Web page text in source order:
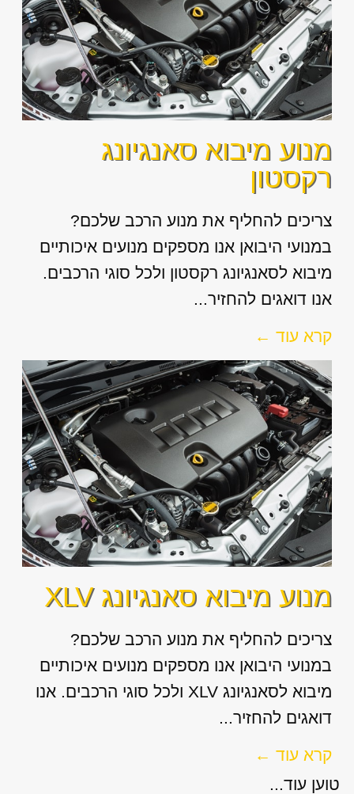
מנוע מיבוא סאנגיונג
רקסטון
צריכים להחליף את מנוע הרכב שלכם?
במנועי היבואן אנו מספקים מנועים איכותיים
מיבוא לסאנגיונג רקסטון ולכל סוגי הרכבים.
אנו דואגים להחזיר...
קרא עוד ←
מנוע מיבוא סאנגיונג XLV
צריכים להחליף את מנוע הרכב שלכם?
במנועי היבואן אנו מספקים מנועים איכותיים
מיבוא לסאנגיונג XLV ולכל סוגי הרכבים. אנו
דואגים להחזיר...
קרא עוד ←
טוען עוד...